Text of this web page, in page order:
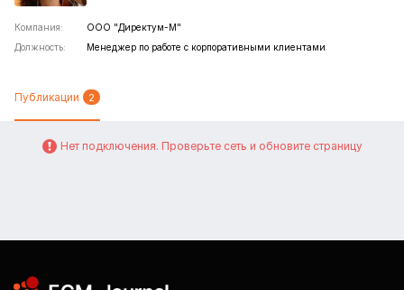
Компания:
ООО "Директум-М"
Должность:
Менеджер по работе с корпоративными клиентами
Публикации 2
Нет подключения. Проверьте сеть и обновите страницу